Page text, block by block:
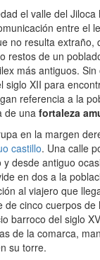
el valle del Jiloca
entre el
no resulta extraño,
restos de un
más antiguos.
siglo XII para
referencia a la
de una fortaleza
en la margen
castillo. Una calle
desde antiguo
en dos a la
al viajero que
de cinco cuerpos de
barroco del siglo
de la comarca,
su torre.